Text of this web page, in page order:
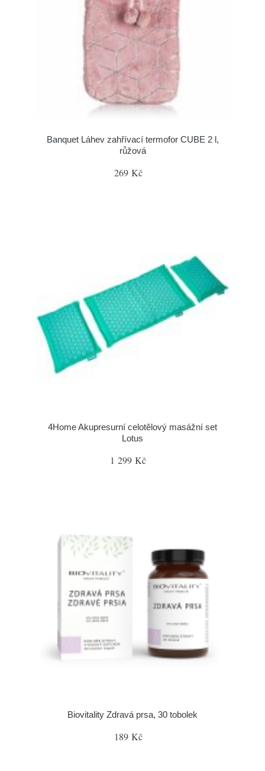
Banquet Láhev zahřívací termofor CUBE 2 l,
růžová
269 Kč
4Home Akupresurní celotělový masážní set
Lotus
1 299 Kč
Biovitality Zdravá prsa, 30 tobolek
189 Kč